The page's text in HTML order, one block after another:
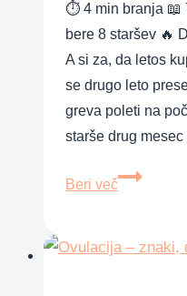
⏱ 4 min branja 📖
bere 8 staršev 🔥
A si za, da letos
se drugo leto
greva poleti na
starše drug
Beri več
Plod
sad